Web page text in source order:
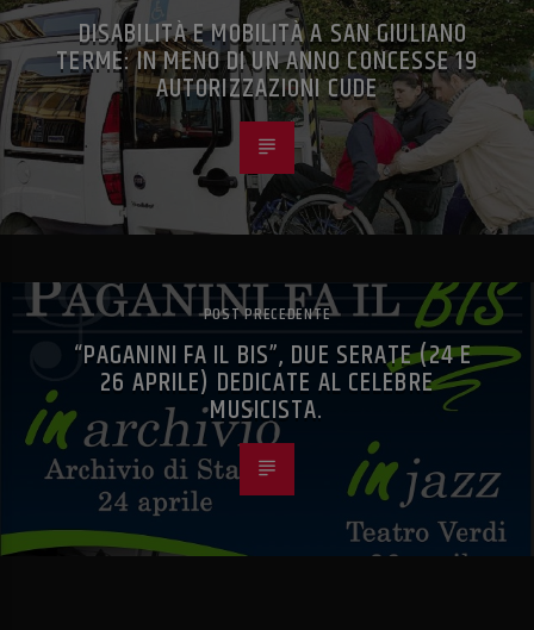
DISABILITÀ E MOBILITÀ A SAN GIULIANO
TERME: IN MENO DI UN ANNO CONCESSE 19
AUTORIZZAZIONI CUDE
POST PRECEDENTE
“PAGANINI FA IL BIS”, DUE SERATE (24 E
26 APRILE) DEDICATE AL CELEBRE
MUSICISTA.